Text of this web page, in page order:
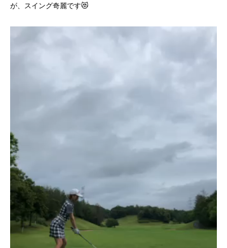
が、スイング奇麗です😻